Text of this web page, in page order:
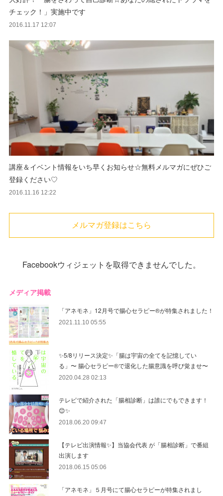
チェック！」実施中です
2016.11.17 12:07
講座＆イベント情報をいち早くお知らせ☆無料メルマガにぜひご
登録ください♡
2016.11.16 12:22
メルマガ登録はこちら
Facebookウィジェットを取得できませんでした。
メディア掲載
「アネモネ」12月号で腸心セラピー®︎が特集されました！
2021.11.10 05:55
✨5/8リリース決定✨「腸は宇宙の全てを記憶してい
る」〜 腸心セラピー®︎で退化した腸意識を呼び覚ませ〜
2020.04.28 02:13
テレビで紹介された「腸相診断」は誰にでもできます！
😊✨
2018.06.20 09:47
【テレビ出演情報✨】当協会代表 が「腸相診断」で番組
出演します
2018.06.15 05:06
「アネモネ」５月号にて腸心セラピーが特集されまし